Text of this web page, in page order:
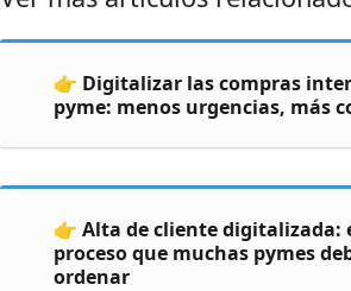
👉 Digitalizar las compras
pyme: menos urgencias, más
👉 Alta de cliente digitalizada:
proceso que muchas pymes
ordenar